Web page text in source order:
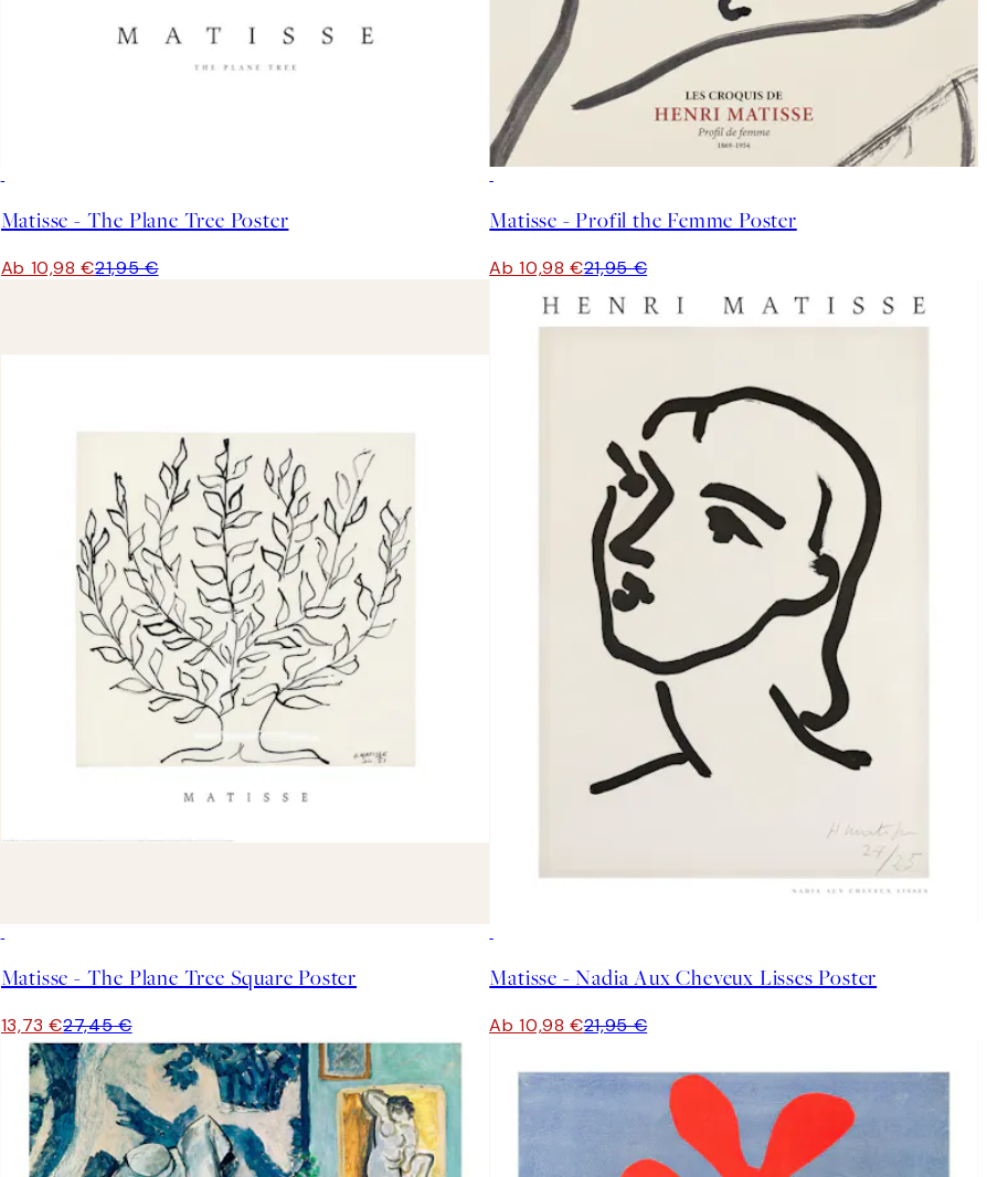
Matisse - The Plane Tree Poster
Ab 10,98 €21,95 €
Matisse - Profil the Femme Poster
Ab 10,98 €21,95 €
Matisse - The Plane Tree Square Poster
13,73 €27,45 €
Matisse - Nadia Aux Cheveux Lisses Poster
Ab 10,98 €21,95 €